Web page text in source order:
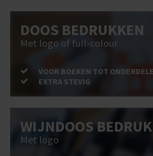
DOOS BEDRUKKEN
Met logo of full-colour
VOOR BOEKEN TOT
EXTRA STEVIG
WIJNDOOS
Met logo